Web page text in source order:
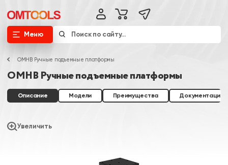
Меню
OMHB Ручные подъемные платформы
OMHB Ручные подъемные платформы
Описание Модели Преимущества Документация
Увеличить